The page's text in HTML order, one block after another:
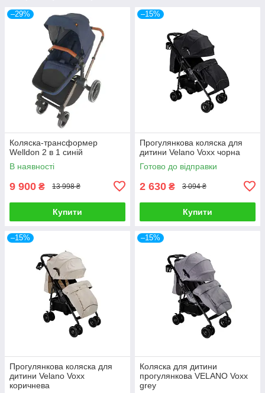
–29%
Коляска-трансформер
Welldon 2 в 1 синій
В наявності
9 900 ₴ 13 998 ₴
Купити
–15%
Прогулянкова коляска для
дитини Velano Voxx чорна
Готово до відправки
2 630 ₴ 3 094 ₴
Купити
–15%
Прогулянкова коляска для
дитини Velano Voxx
коричнева
–15%
Коляска для дитини
прогулянкова VELANO Voxx
grey